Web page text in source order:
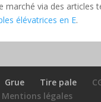
marché via des articles
élévatrices en E.
Grue Tire pale
Mentions légales